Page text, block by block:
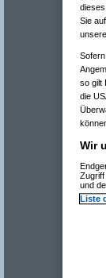
Sie
so gilt
die
Wir
Zugriff
und
Liste